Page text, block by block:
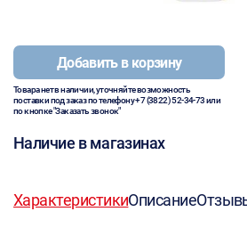
Добавить в корзину
Товара нет в наличии, уточняйте возможность
поставки под заказ по телефону+7 (3822) 52-34-73или
по кнопке "Заказать звонок"
Наличие в магазинах
ХарактеристикиОписание